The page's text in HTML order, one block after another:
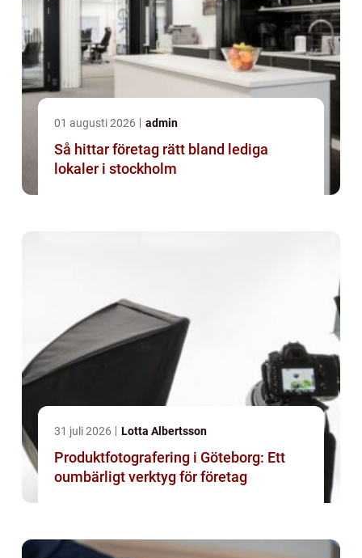
01 augusti 2026 admin
Så hittar företag rätt bland lediga
lokaler i stockholm
31 juli 2026 Lotta Albertsson
Produktfotografering i Göteborg: Ett
oumbärligt verktyg för företag